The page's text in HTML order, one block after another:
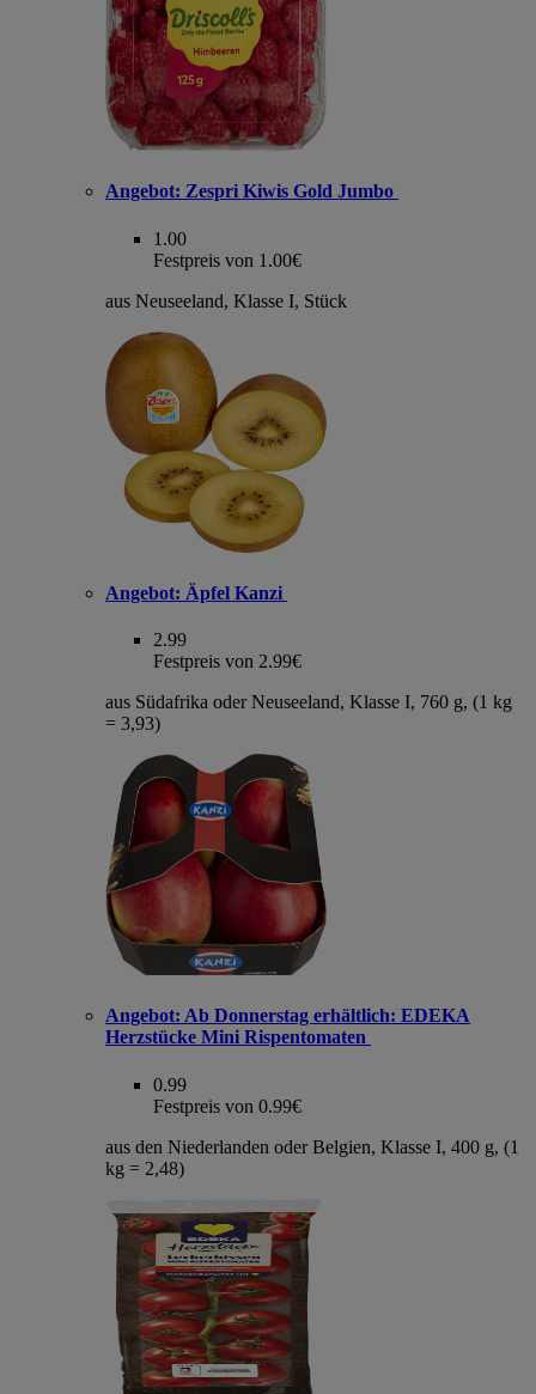
Angebot: Zespri Kiwis Gold Jumbo
1.00
Festpreis von 1.00€
aus Neuseeland, Klasse I, Stück
Angebot: Äpfel Kanzi
2.99
Festpreis von 2.99€
aus Südafrika oder Neuseeland, Klasse I, 760 g, (1 kg
= 3,93)
Angebot: Ab Donnerstag erhältlich: EDEKA
Herzstücke Mini Rispentomaten
0.99
Festpreis von 0.99€
aus den Niederlanden oder Belgien, Klasse I, 400 g, (1
kg = 2,48)